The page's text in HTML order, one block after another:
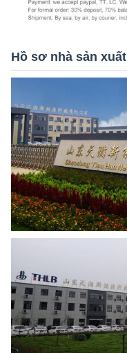
Hồ sơ nhà sản xuất